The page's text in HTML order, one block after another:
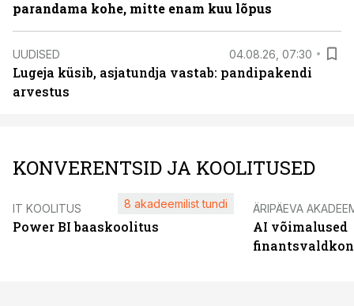
parandama kohe, mitte enam kuu lõpus
UUDISED 04.08.26, 07:30
Lugeja küsib, asjatundja vastab: pandipakendi
arvestus
KONVERENTSID JA KOOLITUSED
IT KOOLITUS
Power BI baaskoolitus
8 akadeemilist tundi ÄRIPÄEVA
AI võimalused